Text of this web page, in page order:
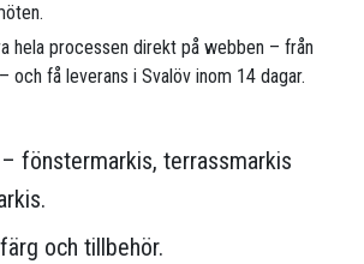
hela processen direkt på webben – från
och få leverans i Svalöv inom 14 dagar.
– fönstermarkis, terrassmarkis
och tillbehör.